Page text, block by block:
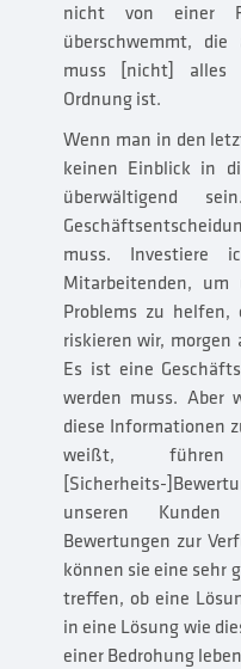
nicht von einer
überschwemmt,
muss [nicht] alles
Ordnung ist.
Wenn man in den
keinen Einblick in
überwältigend
muss. Investiere
Mitarbeitenden,
Problems zu
riskieren wir,
Es ist eine
werden muss. Aber
diese Informationen
weißt, führen
[Sicherheits-
unseren
Bewertungen zur
können sie eine sehr
treffen, ob eine
in eine Lösung wie
einer Bedrohung